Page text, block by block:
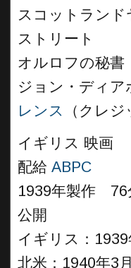
スコットランド
ストリート
オルロフの秘書
ジョン・ディア
レンス
（クレジ
イギリス 映画
配給 ABPC
1939年製作 76
公開
イギリス：1939
北米：1940年3